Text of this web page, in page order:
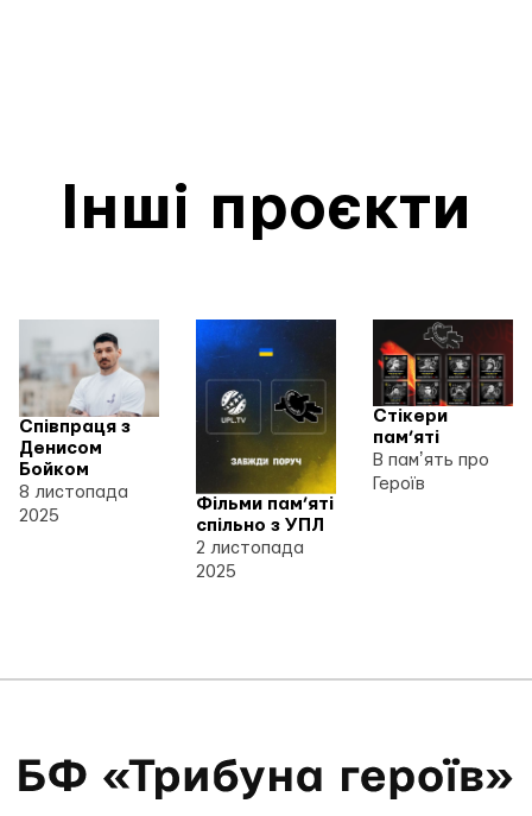
Інші проєкти
Співпраця з
Денисом
Бойком
8 листопада
2025
Фільми пам’яті
спільно з УПЛ
2 листопада
2025
Стікери
пам’яті
В памʼять про
Героїв